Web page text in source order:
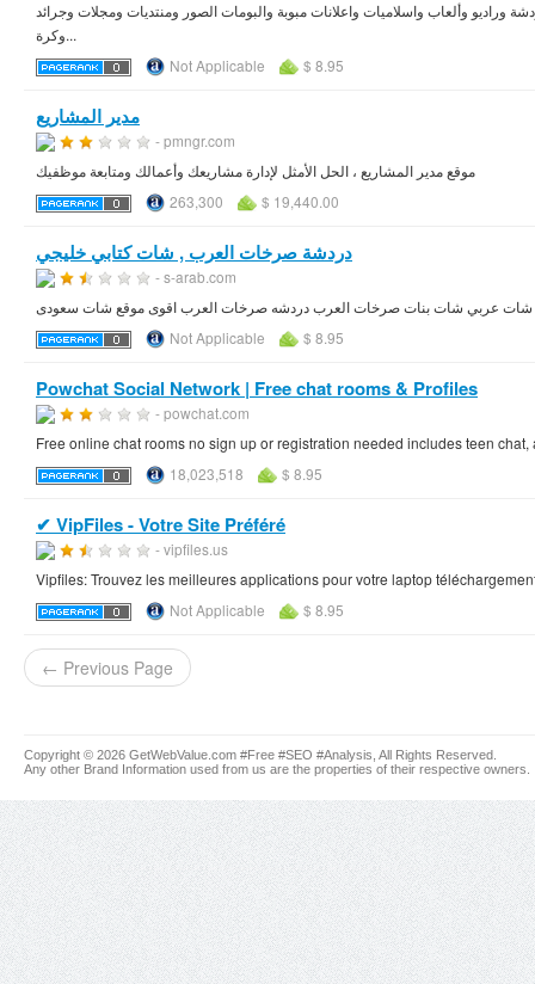
وراديو وألعاب واسلاميات واعلانات مبوبة والبومات الصور ومنتديات ومجلات وجرائد
وكرة...
Not Applicable
$ 8.95
مدير المشاريع
- pmngr.com
موقع مدير المشاريع ، الحل الأمثل لإدارة مشاريعك وأعمالك ومتابعة موظفيك
263,300
$ 19,440.00
دردشة صرخات العرب , شات كتابي خليجي
- s-arab.com
عربي شات بنات صرخات العرب دردشه صرخات العرب اقوى موقع شات سعودى
Not Applicable
$ 8.95
Powchat Social Network | Free chat rooms & Profiles
- powchat.com
Free online chat rooms no sign up or registration needed includes teen
18,023,518
$ 8.95
✔ VipFiles - Votre Site Préféré
- vipfiles.us
Vipfiles: Trouvez les meilleures applications pour votre laptop
Not Applicable
$ 8.95
← Previous Page
Copyright © 2026 GetWebValue.com #Free #SEO #Analysis, All Rights Reserved.
Any other Brand Information used from us are the properties of their respective owners.